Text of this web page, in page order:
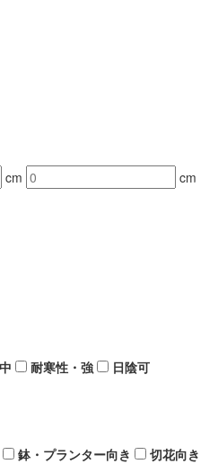
cm
cm
耐寒性・強
日陰可
鉢・プランター向き
切花向き